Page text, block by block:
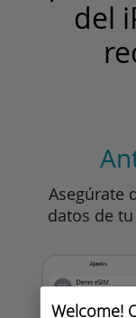
Welcome!
del
Asegúrate
datos de